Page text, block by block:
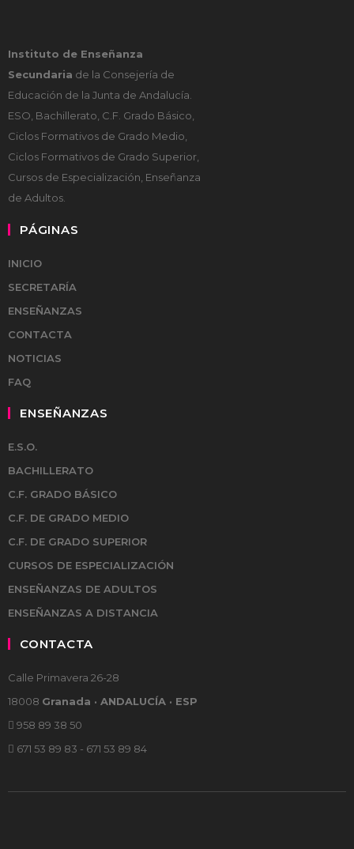
Instituto de Enseñanza
Secundaria de la Consejería de
Educación de la Junta de Andalucía.
ESO, Bachillerato, C.F. Grado Básico,
Ciclos Formativos de Grado Medio,
Ciclos Formativos de Grado Superior,
Cursos de Especialización, Enseñanza
de Adultos.
PÁGINAS
INICIO
SECRETARÍA
ENSEÑANZAS
CONTACTA
NOTICIAS
FAQ
ENSEÑANZAS
E.S.O.
BACHILLERATO
C.F. GRADO BÁSICO
C.F. DE GRADO MEDIO
C.F. DE GRADO SUPERIOR
CURSOS DE ESPECIALIZACIÓN
ENSEÑANZAS DE ADULTOS
ENSEÑANZAS A DISTANCIA
CONTACTA
Calle Primavera 26-28
18008 Granada · ANDALUCÍA · ESP
958 89 38 50
671 53 89 83 - 671 53 89 84